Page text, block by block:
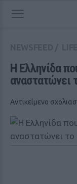
Η Ελληνίδα
αναστατώνει
Αντικείμενο